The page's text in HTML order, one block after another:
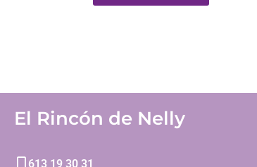
El Rincón de Nelly
613 19 30 31